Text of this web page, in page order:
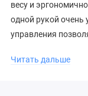
весу и
одной рукой очень
управления
лучшего контроля
Читать дальше